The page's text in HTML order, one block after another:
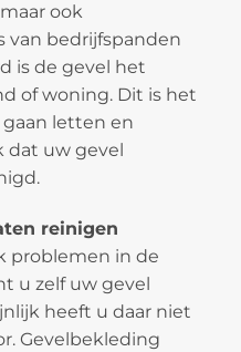
ook
van bedrijfspanden
is de gevel het
of woning. Dit is het
letten en
dat uw gevel
reinigen
problemen in de
u zelf uw gevel
heeft u daar niet
Gevelbekleding